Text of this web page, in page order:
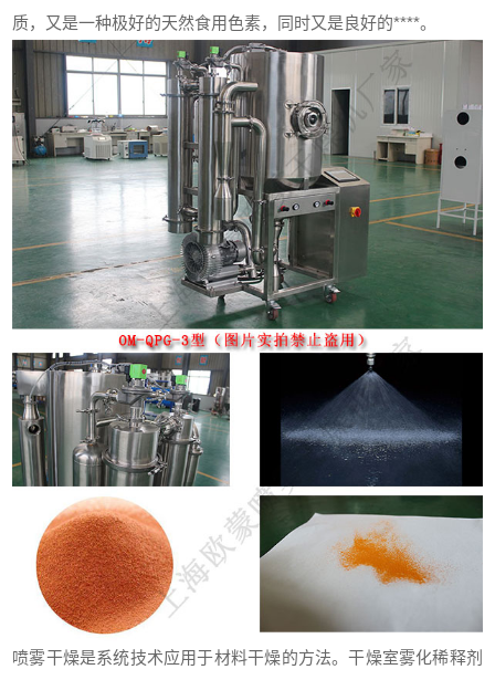
质，又是一种极好的天然食用色素，同时又是良好的****。
喷雾干燥是系统技术应用于材料干燥的方法。干燥室雾化稀释剂